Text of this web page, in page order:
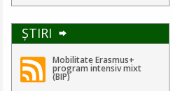
ŞTIRI
Mobilitate Erasmus+
program intensiv mixt
(BIP)